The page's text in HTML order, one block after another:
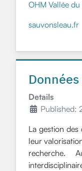
OHM Vallée
sauvonsleau.fr
Details
Published:
La gestion
leur
recherche.